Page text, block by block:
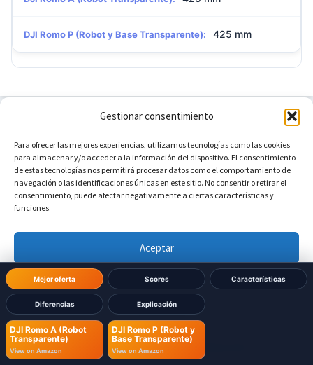
Gestionar consentimiento
Para ofrecer las mejores experiencias, utilizamos tecnologías como las cookies
para almacenar y/o acceder a la información del dispositivo. El consentimiento
de estas tecnologías nos permitirá procesar datos como el comportamiento de
navegación o las identificaciones únicas en este sitio. No consentir o retirar el
consentimiento, puede afectar negativamente a ciertas características y
funciones.
Aceptar
Denegar
Ver preferencias
Política de cookies Política de Privacidad
Mejor oferta Scores Características
Diferencias Explicación
DJI Romo A (Robot
Transparente)
View on Amazon
DJI Romo P (Robot y
Base Transparente)
View on Amazon
DJI Romo P (Robot y Base Transparente): 425 mm
Already decided which one
to buy?
DJI Romo A (Robot Transparente)
View on Amazon